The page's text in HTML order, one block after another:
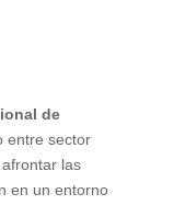
de
entre sector
las
en un entorno